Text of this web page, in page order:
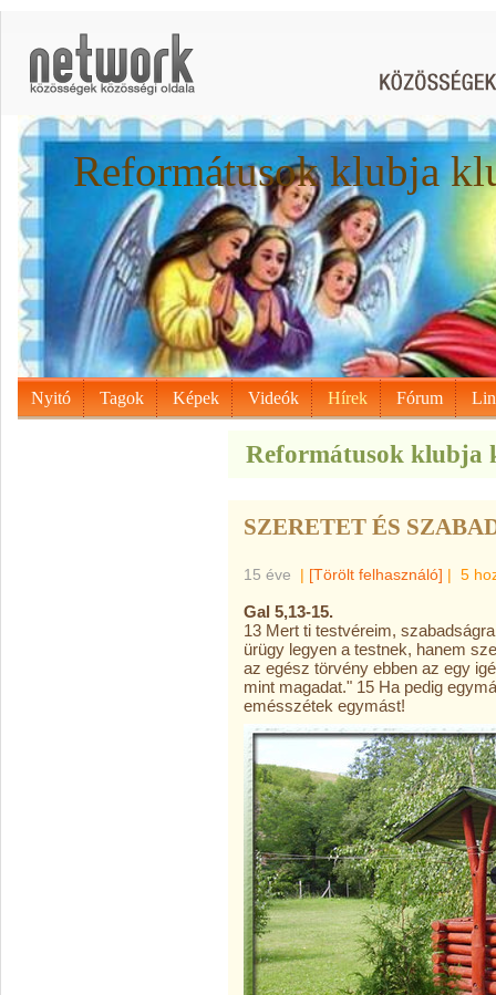
Reformátusok klubja
Nyitó Tagok Képek Videók Hírek Fórum
Reformátusok klubja
SZERETET ÉS
15 éve | [Törölt felhasználó] | 5
Gal 5,13-15.
13 Mert ti testvéreim,
ürügy legyen a testnek, hanem
az egész törvény ebben az egy
mint magadat." 15 Ha pedig
emésszétek egymást!